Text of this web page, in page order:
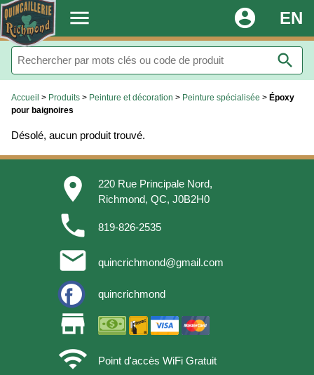
. menu EN
account_circle
search
Accueil > Produits > Peinture et décoration > Peinture spécialisée > Époxy
pour baignoires
Désolé, aucun produit trouvé.
place
220 Rue Principale Nord,
Richmond, QC, J0B2H0
phone 819-826-2535
email quincrichmond@gmail.com
quincrichmond
store
wifi
Point d'accès WiFi Gratuit